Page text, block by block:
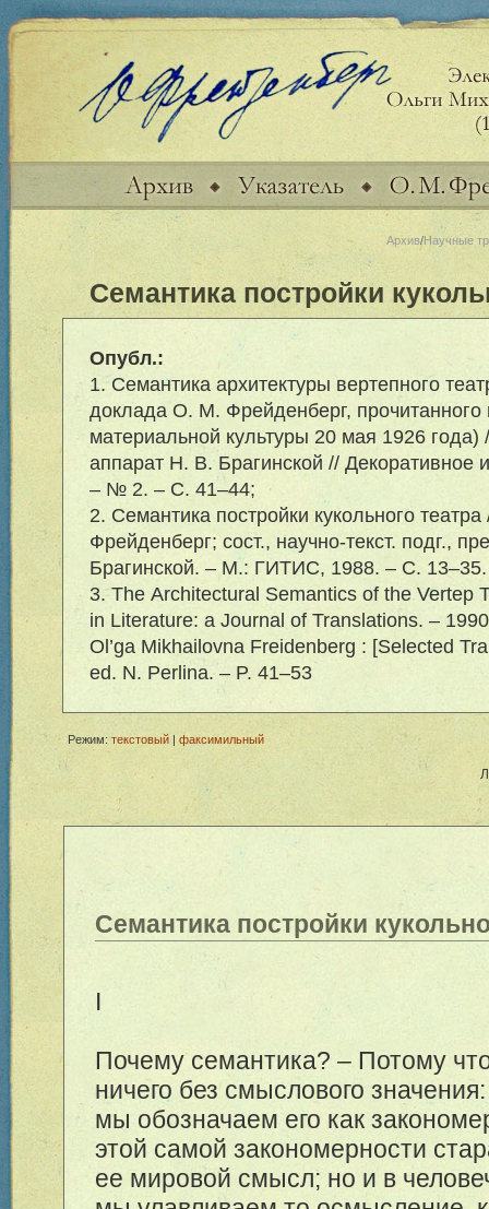
Архив/Научные
Семантика постройки
Опубл.:
1. Семантика архитектуры вертепного
доклада О. М. Фрейденберг, прочитанного
материальной культуры 20 мая 1926 года)
аппарат Н. В. Брагинской // Декоративное
– № 2. – С. 41–44;
2. Семантика постройки кукольного
Фрейденберг; сост., научно-текст. подг.,
Брагинской. – М.: ГИТИС, 1988. – С. 13–35.
3. The Architectural Semantics of the Vertep
in Literature: a Journal of Translations. –
Ol’ga Mikhailovna Freidenberg : [Selected
ed. N. Perlina. – P. 41–53
Режим: текстовый| факсимильный
Семантика постройки
I
Почему семантика? – Потому
ничего без смыслового
мы обозначаем его как
этой самой закономерности
ее мировой смысл; но и в